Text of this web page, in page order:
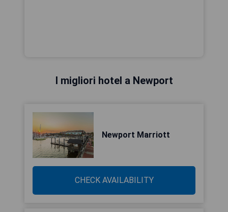
I migliori hotel a Newport
Newport Marriott
CHECK AVAILABILITY